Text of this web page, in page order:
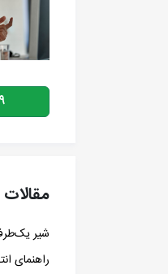
راهنمای